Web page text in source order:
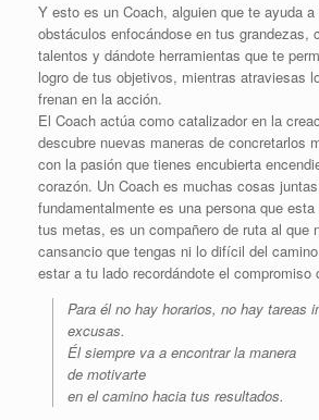
Y esto es un Coach, alguien que te ayuda
obstáculos enfocándose en tus grandezas,
talentos y dándote herramientas que te
logro de tus objetivos, mientras atraviesas
frenan en la acción.
El Coach actúa como catalizador en la
descubre nuevas maneras de concretarlos
con la pasión que tienes encubierta
corazón. Un Coach es muchas cosas
fundamentalmente es una persona que
tus metas, es un compañero de ruta al que
cansancio que tengas ni lo difícil del
estar a tu lado recordándote el compromiso
Para él no hay horarios, no hay tareas
excusas.
Él siempre va a encontrar la manera
de motivarte
en el camino hacia tus resultados.